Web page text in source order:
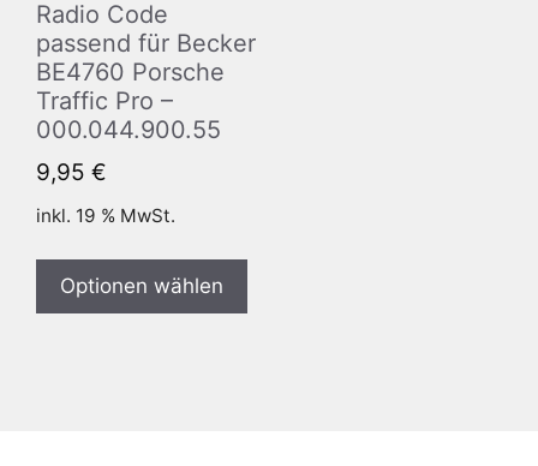
Radio Code
passend für Becker
BE4760 Porsche
Traffic Pro –
000.044.900.55
9,95 €
inkl. 19 % MwSt.
Optionen wählen